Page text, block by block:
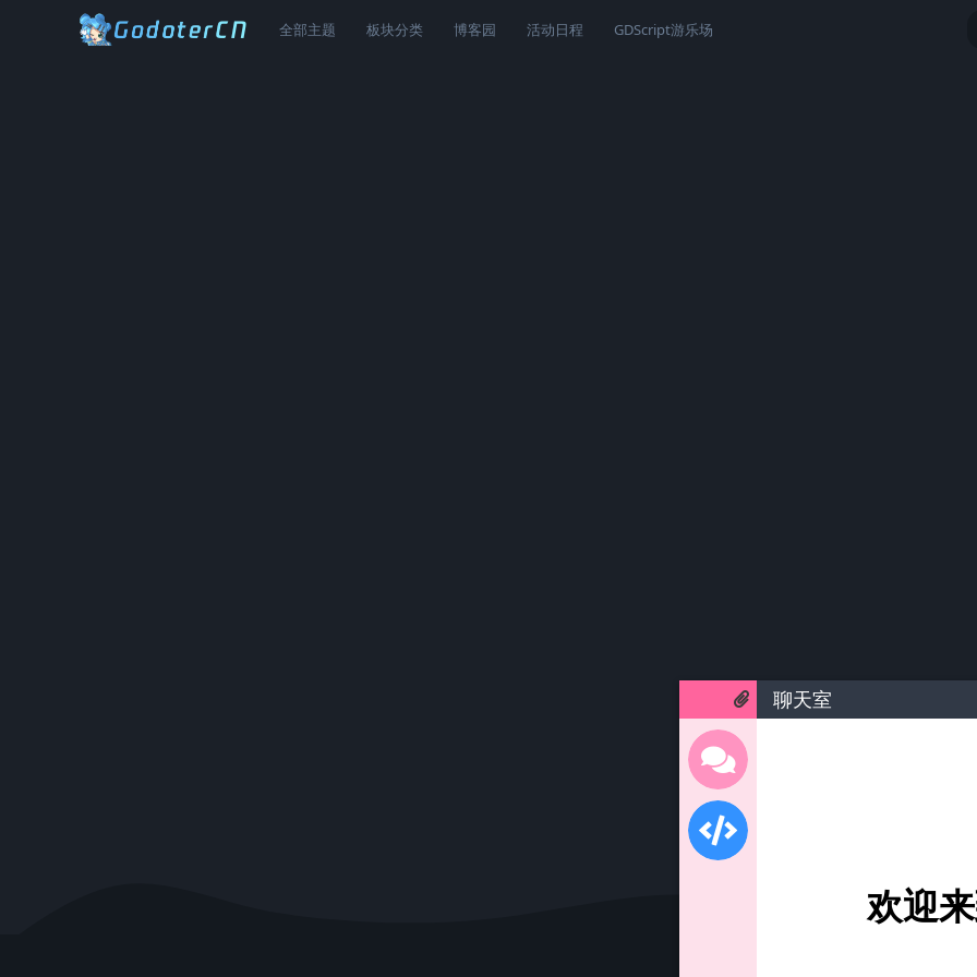
全部主题 板块分类 博客园 活动日程 GDScript游乐场
聊天室
欢迎